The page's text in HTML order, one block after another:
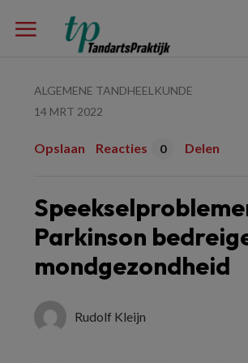
ALGEMENE TANDHEELKUNDE
14 MRT 2022
Opslaan Reacties 0 Delen
Parkinson
mondgezondheid
Rudolf Kleijn